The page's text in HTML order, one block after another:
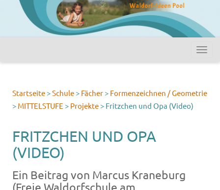
Startseite >Schule > Fächer > Formenzeichnen / Geometrie
> MITTELSTUFE > Projekte > Fritzchen und Opa (Video)
FRITZCHEN UND OPA
(VIDEO)
Ein Beitrag von Marcus Kraneburg
(Freie Waldorfschule am